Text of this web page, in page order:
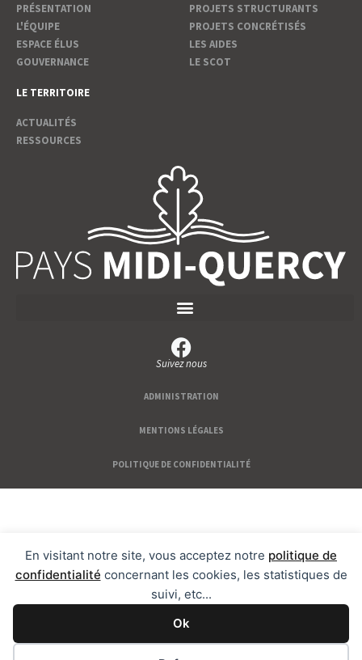
En visitant notre site, vous acceptez notre politique de
confidentialité concernant les cookies, les statistiques de
suivi, etc...
Ok
PRÉSENTATION
L'ÉQUIPE
ESPACE ÉLUS
GOUVERNANCE
PROJETS STRUCTURANTS
PROJETS CONCRÉTISÉS
LES AIDES
LE SCOT
LE TERRITOIRE
ACTUALITÉS
RESSOURCES
Suivez nous
ADMINISTRATION
MENTIONS LÉGALES
POLITIQUE DE CONFIDENTIALITÉ